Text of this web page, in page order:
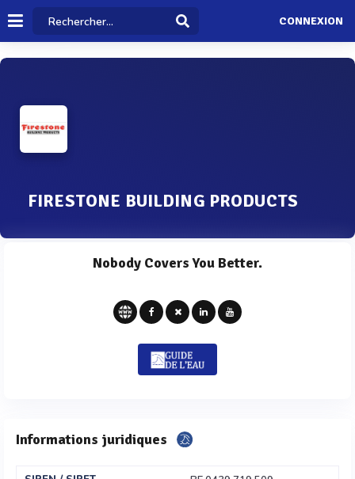
CONNEXION
FIRESTONE BUILDING PRODUCTS
Nobody Covers You Better.
Informations juridiques